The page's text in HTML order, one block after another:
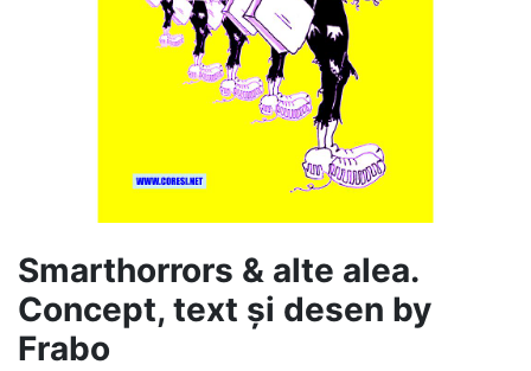
Smarthorrors & alte alea.
Concept, text şi desen by
Frabo